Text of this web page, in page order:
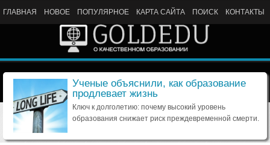
ГЛАВНАЯ НОВОЕ ПОПУЛЯРНОЕ КАРТА САЙТА ПОИСК КОНТАКТЫ
Ученые объяснили, как образование
продлевает жизнь
Ключ к долголетию: почему высокий уровень
образования снижает риск преждевременной смерти.